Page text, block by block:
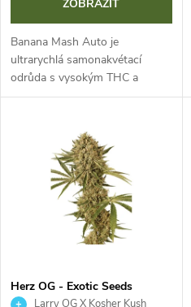
d
u
d
u
ZOBRAZIT
Banana Mash Auto je
ultrarychlá samonakvétací
odrůda s vysokým THC a
životním cyklem pouhých 8
(450-500 g/m²) a neodolatelné
aroma zralých banánů....
Herz OG - Exotic Seeds
Larry OG X Kosher Kush